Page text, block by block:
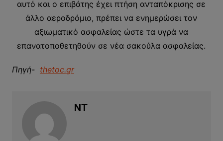
αυτό και ο επιβάτης έχει πτήση ανταπόκρισης σε
άλλο αεροδρόμιο, πρέπει να ενημερώσει τον
αξιωματικό ασφαλείας ώστε τα υγρά να
επανατοποθετηθούν σε νέα σακούλα ασφαλείας.
Πηγή- thetoc.gr
NT